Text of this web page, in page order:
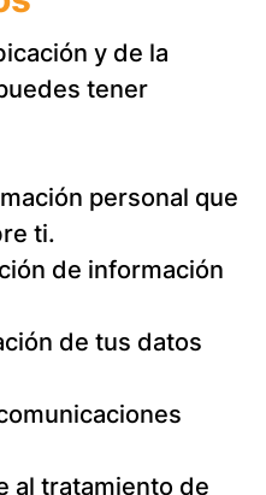
y de la
tener
personal que
ti.
de información
de tus datos
al tratamiento de